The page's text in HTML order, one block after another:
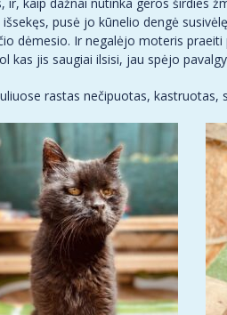
pusė jo kūnelio dengė
dėmesio. Ir negalėjo moteris
kas jis saugiai ilsisi, jau spėjo
rastas nečipuotas, kastruotas,